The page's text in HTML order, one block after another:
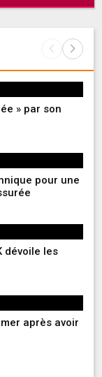
» par son
pour une
dévoile les
après avoir